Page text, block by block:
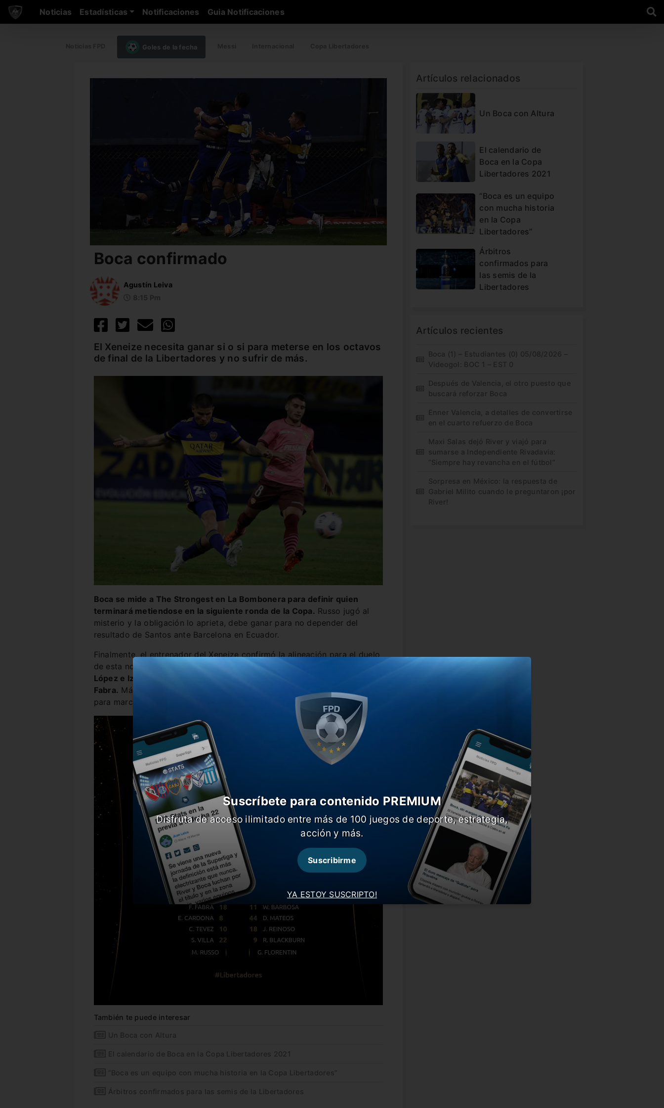
Noticias Estadísticas Notificaciones Guia Notificaciones
Goles de la fecha
Boca confirmado
Agustín Leiva
El Xeneize necesita ganar si o si para meterse en los octavos
de final de la Libertadores y no sufrir de más.
Boca se mide a The Strongest en La Bombonera para definir quien
terminará metiendose en la siguiente ronda de la Copa. Russo jugó al
misterio y la obligación lo aprieta, debe ganar para no depender del
resultado de Santos ante Barcelona en Ecuador.
Finalmente, el entrenador del Xeneize confirmó la alineación para el duelo
de esta noche.
Andrada ira al arco, línea de tres formada por Zambrano,
López e Izquierdoz.
En el medio estará
Fabra. Más adelantado ira , con una doble punta deTevez y Villa
para marcar los goles que le den la clasificación a Boca.
También te puede interesar
Un Boca con Altura
El calendario de Boca en la Copa Libertadores 2021
“Boca es un equipo con mucha historia en la Copa Libertadores”
Árbitros confirmados para las semis de la Libertadores
Artículos relacionados
Un Boca con Altura
El calendario de
Boca en la Copa
Libertadores 2021
“Boca es un equipo
con mucha historia
en la Copa
Libertadores”
Árbitros
confirmados para
las semis de la
Libertadores
Artículos recientes
Boca (1) – Estudiantes (0) 05/08/2026 –
Videogol: BOC 1 – EST 0
Después de Valencia, el otro puesto que
buscará reforzar Boca
Enner Valencia, a detalles de convertirse
en el cuarto refuerzo de Boca
Maxi Salas dejó River y viajó para
sumarse a Independiente Rivadavia:
“Siempre hay revancha en el fútbol”
Sorpresa en México: la respuesta de
Gabriel Milito cuando le preguntaron ¡por
River!
YA ESTOY SUSCRIPTO!
Suscríbete para contenido PREMIUM
Disfruta de acceso ilimitado entre más de 100 juegos de deporte, estrategia,
acción y más.
Suscribirme